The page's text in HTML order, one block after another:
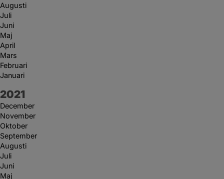
Augusti
Juli
Juni
Maj
April
Mars
Februari
Januari
År:
2021
December
November
Oktober
September
Augusti
Juli
Juni
Maj